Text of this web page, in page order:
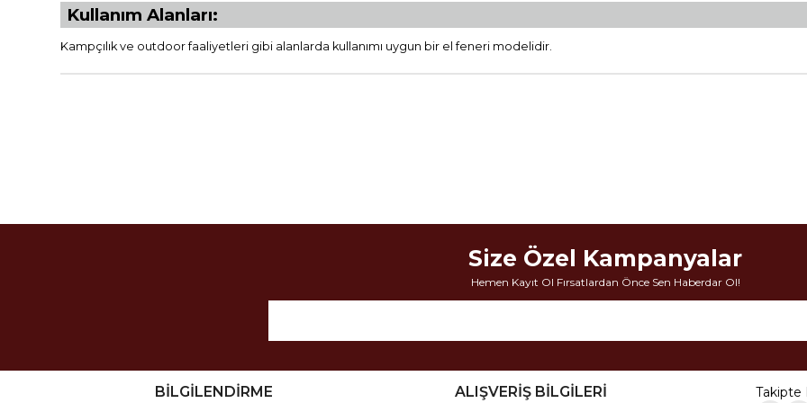
Kullanım Alanları:
Kampçılık ve outdoor faaliyetleri gibi alanlarda kullanımı uygun bir el feneri modelidir.
Size Özel Kampanyalar
Hemen Kayıt Ol Fırsatlardan Önce Sen Haberdar Ol!
BİLGİLENDİRME ALIŞVERİŞ BİLGİLERİ Takipte